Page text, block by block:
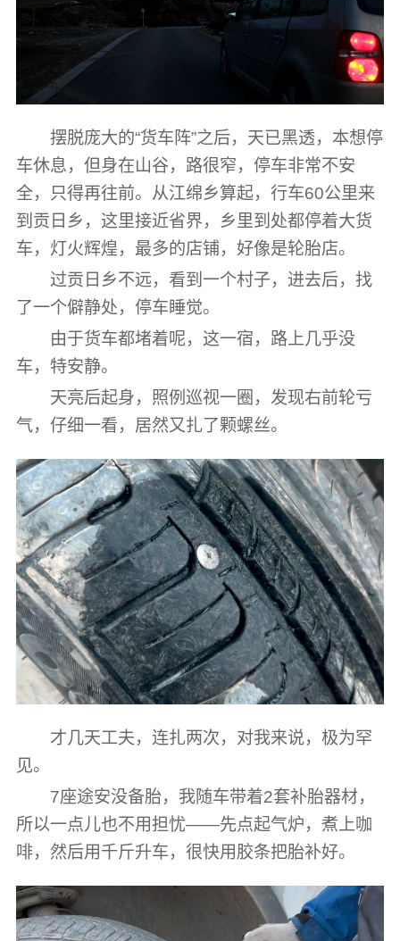
摆脱庞大的“货车阵”之后，天已黑透，本想停
车休息，但身在山谷，路很窄，停车非常不安
全，只得再往前。从江绵乡算起，行车60公里来
到贡日乡，这里接近省界，乡里到处都停着大货
车，灯火辉煌，最多的店铺，好像是轮胎店。
过贡日乡不远，看到一个村子，进去后，找
了一个僻静处，停车睡觉。
由于货车都堵着呢，这一宿，路上几乎没
车，特安静。
天亮后起身，照例巡视一圈，发现右前轮亏
气，仔细一看，居然又扎了颗螺丝。
才几天工夫，连扎两次，对我来说，极为罕
见。
7座途安没备胎，我随车带着2套补胎器材，
所以一点儿也不用担忧——先点起气炉，煮上咖
啡，然后用千斤升车，很快用胶条把胎补好。